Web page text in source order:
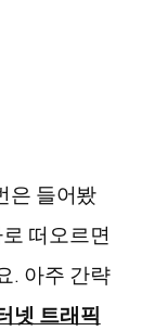
은 들어봤
떠오르면
. 아주 간략
넷 트래픽